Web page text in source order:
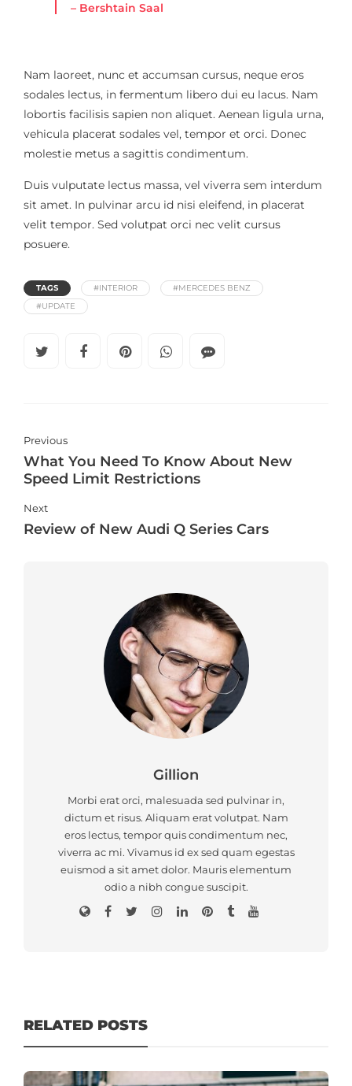
– Bershtain Saal
Nam laoreet, nunc et accumsan cursus, neque eros
sodales lectus, in fermentum libero dui eu lacus. Nam
lobortis facilisis sapien non aliquet. Aenean ligula urna,
vehicula placerat sodales vel, tempor et orci. Donec
molestie metus a sagittis condimentum.
Duis vulputate lectus massa, vel viverra sem interdum
sit amet. In pulvinar arcu id nisi eleifend, in placerat
velit tempor. Sed volutpat orci nec velit cursus
posuere.
TAGS #INTERIOR
#MERCEDES BENZ
#UPDATE
Previous
What You Need To Know About New
Speed Limit Restrictions
Next
Review of New Audi Q Series Cars
Gillion
Morbi erat orci, malesuada sed pulvinar in,
dictum et risus. Aliquam erat volutpat. Nam
eros lectus, tempor quis condimentum nec,
viverra ac mi. Vivamus id ex sed quam egestas
euismod a sit amet dolor. Mauris elementum
odio a nibh congue suscipit.
RELATED POSTS